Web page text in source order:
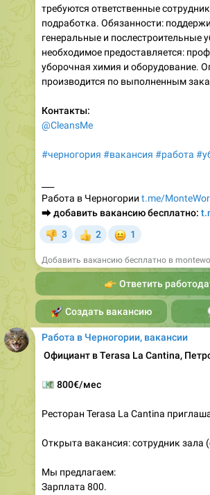
требуются ответственные
подработка. Обязанности:
генеральные и послестроительные
необходимое предоставляется:
уборочная химия и оборудование.
производится по выполненным
Контакты:
@CleansMe
#черногория #вакансия #работа
Работа в Черногории t.me/
⮕добавить вакансию бесплатно:
3 2
😐
1
Добавить вакансию бесплатно в
👉Ответить
Создать вакансию
Работа в Черногории, вакансии
Официант в Terasa La Cantina,
800€/мес
Ресторан Terasa La Cantina
Открыта вакансия: сотрудник зала
Мы предлагаем:
Зарплата 800.